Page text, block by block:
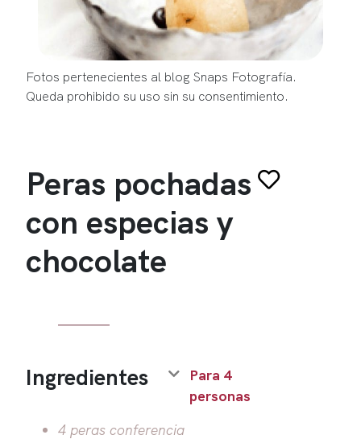
Fotos pertenecientes al blog Snaps Fotografía.
Queda prohibido su uso sin su consentimiento.
Peras pochadas
con especias y
chocolate
Ingredientes
Para 4
personas
4 peras conferencia